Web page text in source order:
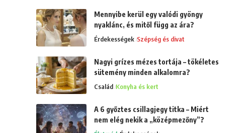
Mennyibe kerül egy valódi gyöngy
nyaklánc, és mitől függ az ára?
Érdekességek Szépség és divat
Nagyi grízes mézes tortája – tökéletes
sütemény minden alkalomra?
Család Konyha és kert
A 6 győztes csillagjegy titka – Miért
nem elég nekik a „középmezőny”?